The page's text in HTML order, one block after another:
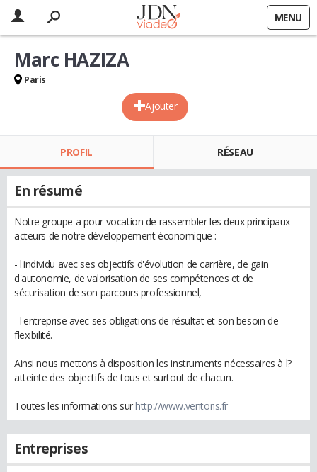
MENU
Ajouter
Marc HAZIZA
Paris
PROFIL RÉSEAU
En résumé
Notre groupe a pour vocation de rassembler les deux principaux
acteurs de notre développement économique :
- l'individu avec ses objectifs d'évolution de carrière, de gain
d'autonomie, de valorisation de ses compétences et de
sécurisation de son parcours professionnel,
- l'entreprise avec ses obligations de résultat et son besoin de
flexibilité.
Ainsi nous mettons à disposition les instruments nécessaires à l?
atteinte des objectifs de tous et surtout de chacun.
Toutes les informations surhttp://www.ventoris.fr
Entreprises